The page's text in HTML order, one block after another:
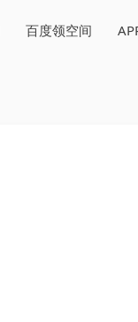
百度领空间